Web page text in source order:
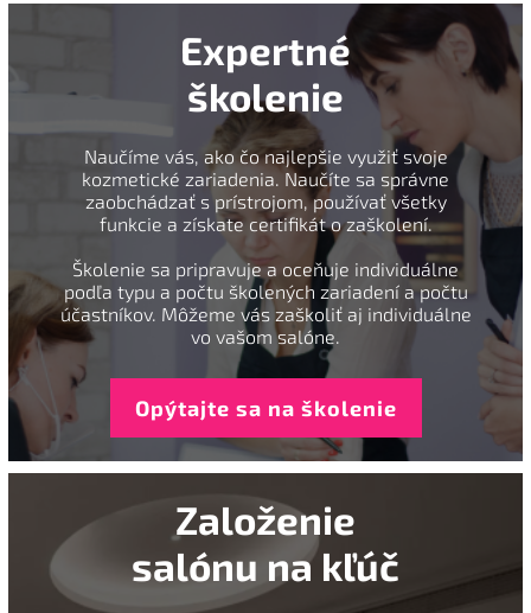
Expertné
školenie
Naučíme vás, ako čo najlepšie využiť svoje
kozmetické zariadenia. Naučíte sa správne
zaobchádzať s prístrojom, používať všetky
funkcie a získate certifikát o zaškolení.
Školenie sa pripravuje a oceňuje individuálne
podľa typu a počtu školených zariadení a počtu
účastníkov. Môžeme vás zaškoliť aj individuálne
vo vašom salóne.
Opýtajte sa na školenie
Založenie
salónu na kľúč